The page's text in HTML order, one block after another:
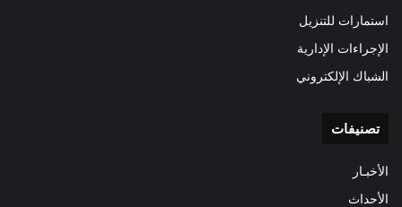
استمارات للتنزيل
الإجراءات الإدارية
الشباك الإلكتروني
تصنيفات
الأخبـار
الأحداث